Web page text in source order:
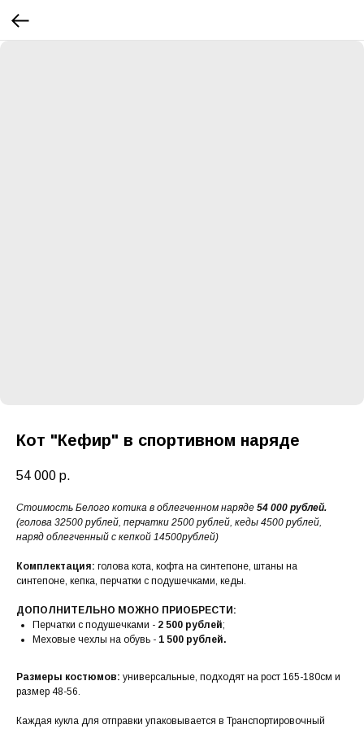
Кот "Кефир" в спортивном наряде
54 000 р.
Стоимость Белого котика в облегченном наряде 54 000 рублей.
(голова 32500 рублей, перчатки 2500 рублей, кеды 4500 рублей,
наряд облегченный с кепкой 14500рублей)
Комплектация: голова кота, кофта на синтепоне, штаны на
синтепоне, кепка, перчатки с подушечками, кеды.
ДОПОЛНИТЕЛЬНО МОЖНО ПРИОБРЕСТИ:
Перчатки с подушечками - 2 500 рублей;
Меховые чехлы на обувь - 1 500 рублей.
Размеры костюмов: универсальные, подходят на рост 165-180см и
размер 48-56.
Каждая кукла для отправки упаковывается в Транспортировочный